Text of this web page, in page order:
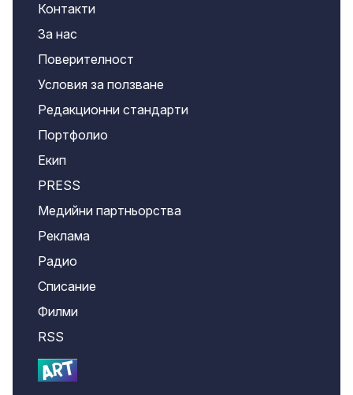
Контакти
За нас
Поверителност
Условия за ползване
Редакционни стандарти
Портфолио
Екип
PRESS
Медийни партньорства
Реклама
Радио
Списание
Филми
RSS